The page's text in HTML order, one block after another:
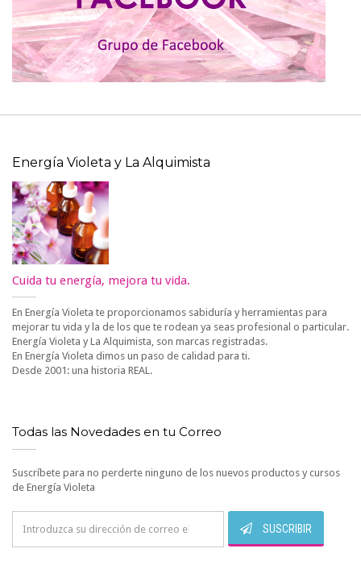
Energía Violeta y La Alquimista
Cuida tu energía, mejora tu vida.
En Energía Violeta te proporcionamos sabiduría y herramientas para
mejorar tu vida y la de los que te rodean ya seas profesional o particular.
Energía Violeta y La Alquimista, son marcas registradas.
En Energía Violeta dimos un paso de calidad para ti.
Desde 2001: una historia REAL.
Todas las Novedades en tu Correo
Suscríbete para no perderte ninguno de los nuevos productos y cursos
de Energía Violeta
SUSCRIBIR